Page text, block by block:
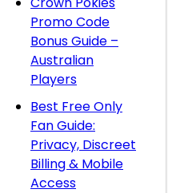
Promo Code
Bonus Guide –
Australian
Players
Best Free Only
Fan Guide:
Privacy, Discreet
Billing & Mobile
Access